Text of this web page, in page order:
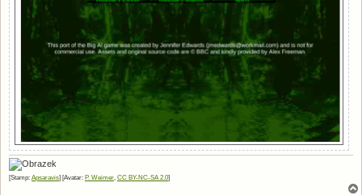
[Stamp: Apsaravis] [Avatar: P. Weimer CC BY-NC-SA 2.0]